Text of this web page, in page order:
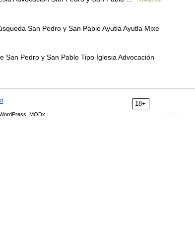
San Pedro y San Pablo Ayutla Ayutla Mixe
San Pedro y San Pablo Tipo Iglesia Advocación
18+
MODx.